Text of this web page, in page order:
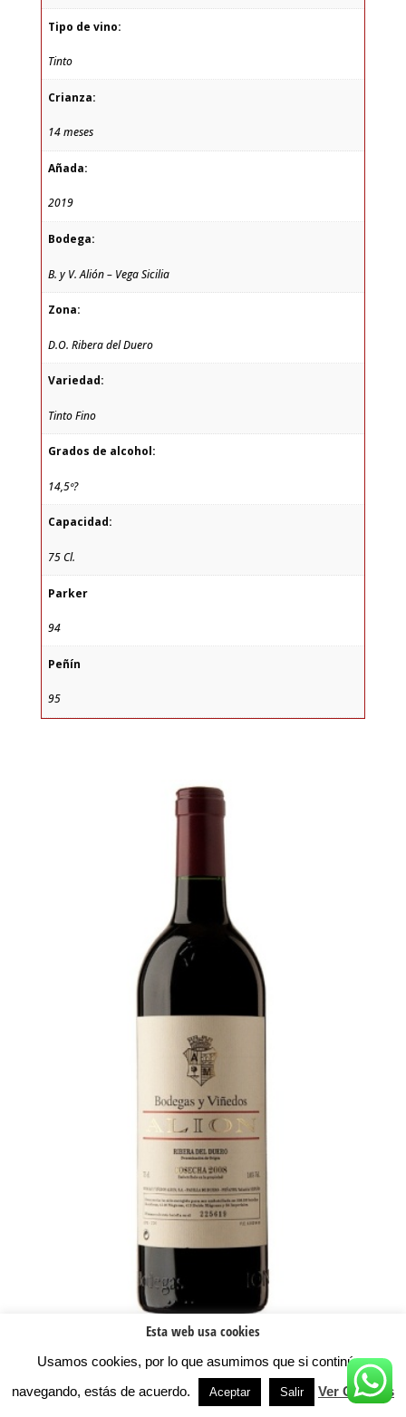
Tipo de vino:
Tinto
Crianza:
14 meses
Añada:
2019
Bodega:
B. y V. Alión – Vega Sicilia
Zona:
D.O. Ribera del Duero
Variedad:
Tinto Fino
Grados de alcohol:
14,5º?
Capacidad:
75 Cl.
Parker
94
Peñín
95
102,50€ IVA Incl
Peso
Esta web usa cookies
Usamos cookies, por lo que asumimos que si continúas
navegando, estás de acuerdo.
Aceptar Salir Ver Cookies